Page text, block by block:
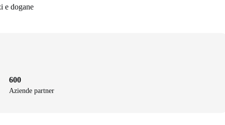
e dogane
600
Aziende partner